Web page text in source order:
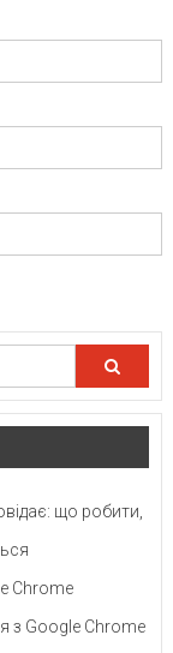
що робити,
Chrome
з Google Chrome